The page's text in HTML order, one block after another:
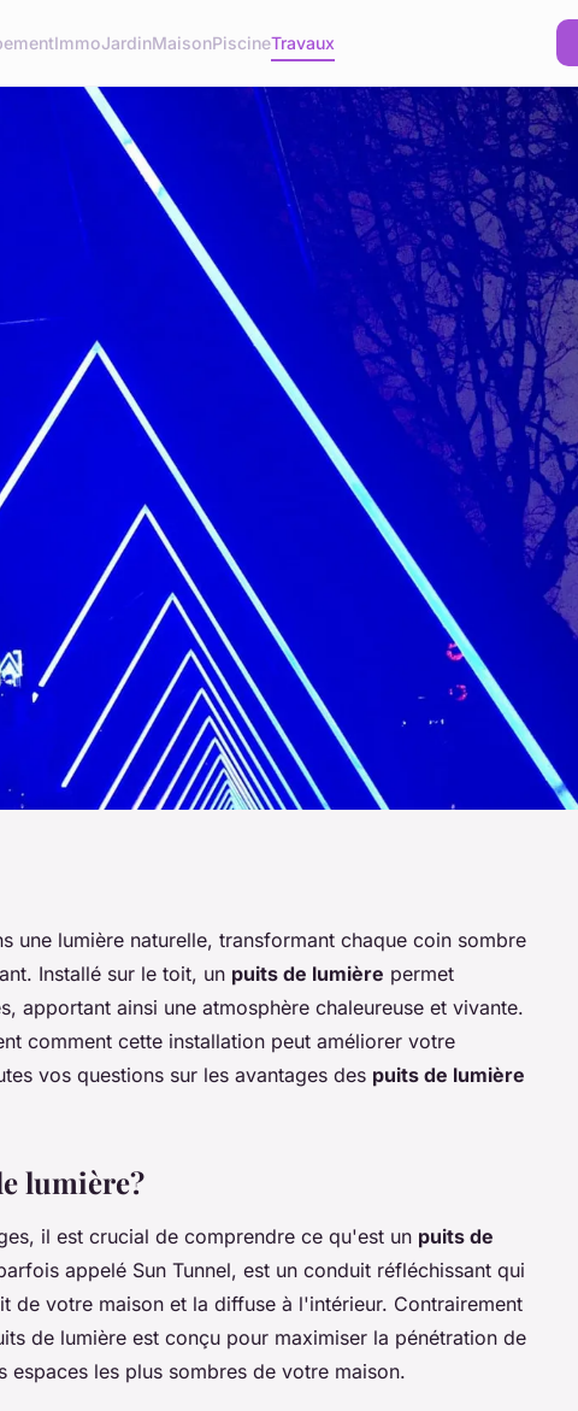
ImmoJardinMaisonPiscineTravaux
puits de
une lumière naturelle, transformant chaque coin sombre
Installé sur le toit, un puits de lumière permet
, apportant ainsi une atmosphère chaleureuse et vivante.
comment cette installation peut améliorer votre
vos questions sur les avantages des puits de lumière
lumière?
il est crucial de comprendre ce qu'est un puits de
appelé Sun Tunnel, est un conduit réfléchissant qui
de votre maison et la diffuse à l'intérieur. Contrairement
de lumière est conçu pour maximiser la pénétration de
espaces les plus sombres de votre maison.